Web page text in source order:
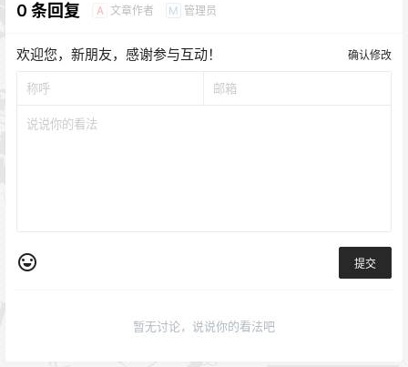
0 条回复 A 文章作者 M 管理员
欢迎您，新朋友，感谢参与互动！ 确认修改
提交
暂无讨论，说说你的看法吧